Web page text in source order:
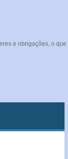
e obrigações, o que